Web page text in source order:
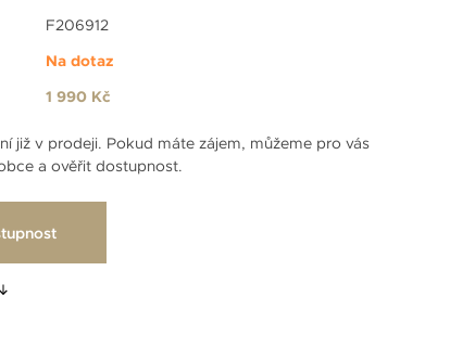
F206912
Na dotaz
1 990 Kč
již v prodeji. Pokud máte zájem, můžeme pro vás
a ověřit dostupnost.